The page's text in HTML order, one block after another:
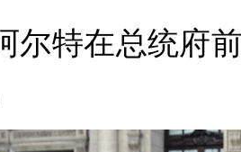
特在总统府前